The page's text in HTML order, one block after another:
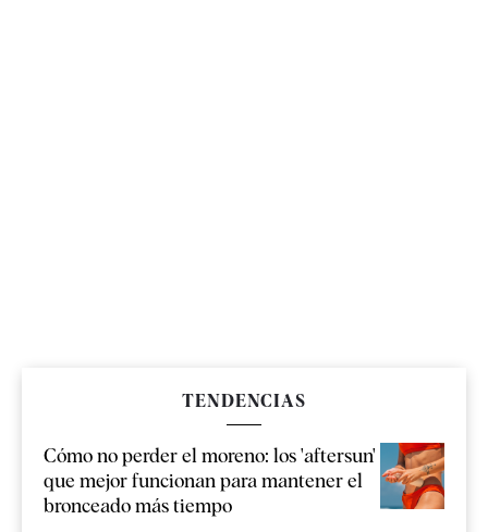
TENDENCIAS
Cómo no perder el moreno: los 'aftersun'
que mejor funcionan para mantener el
bronceado más tiempo